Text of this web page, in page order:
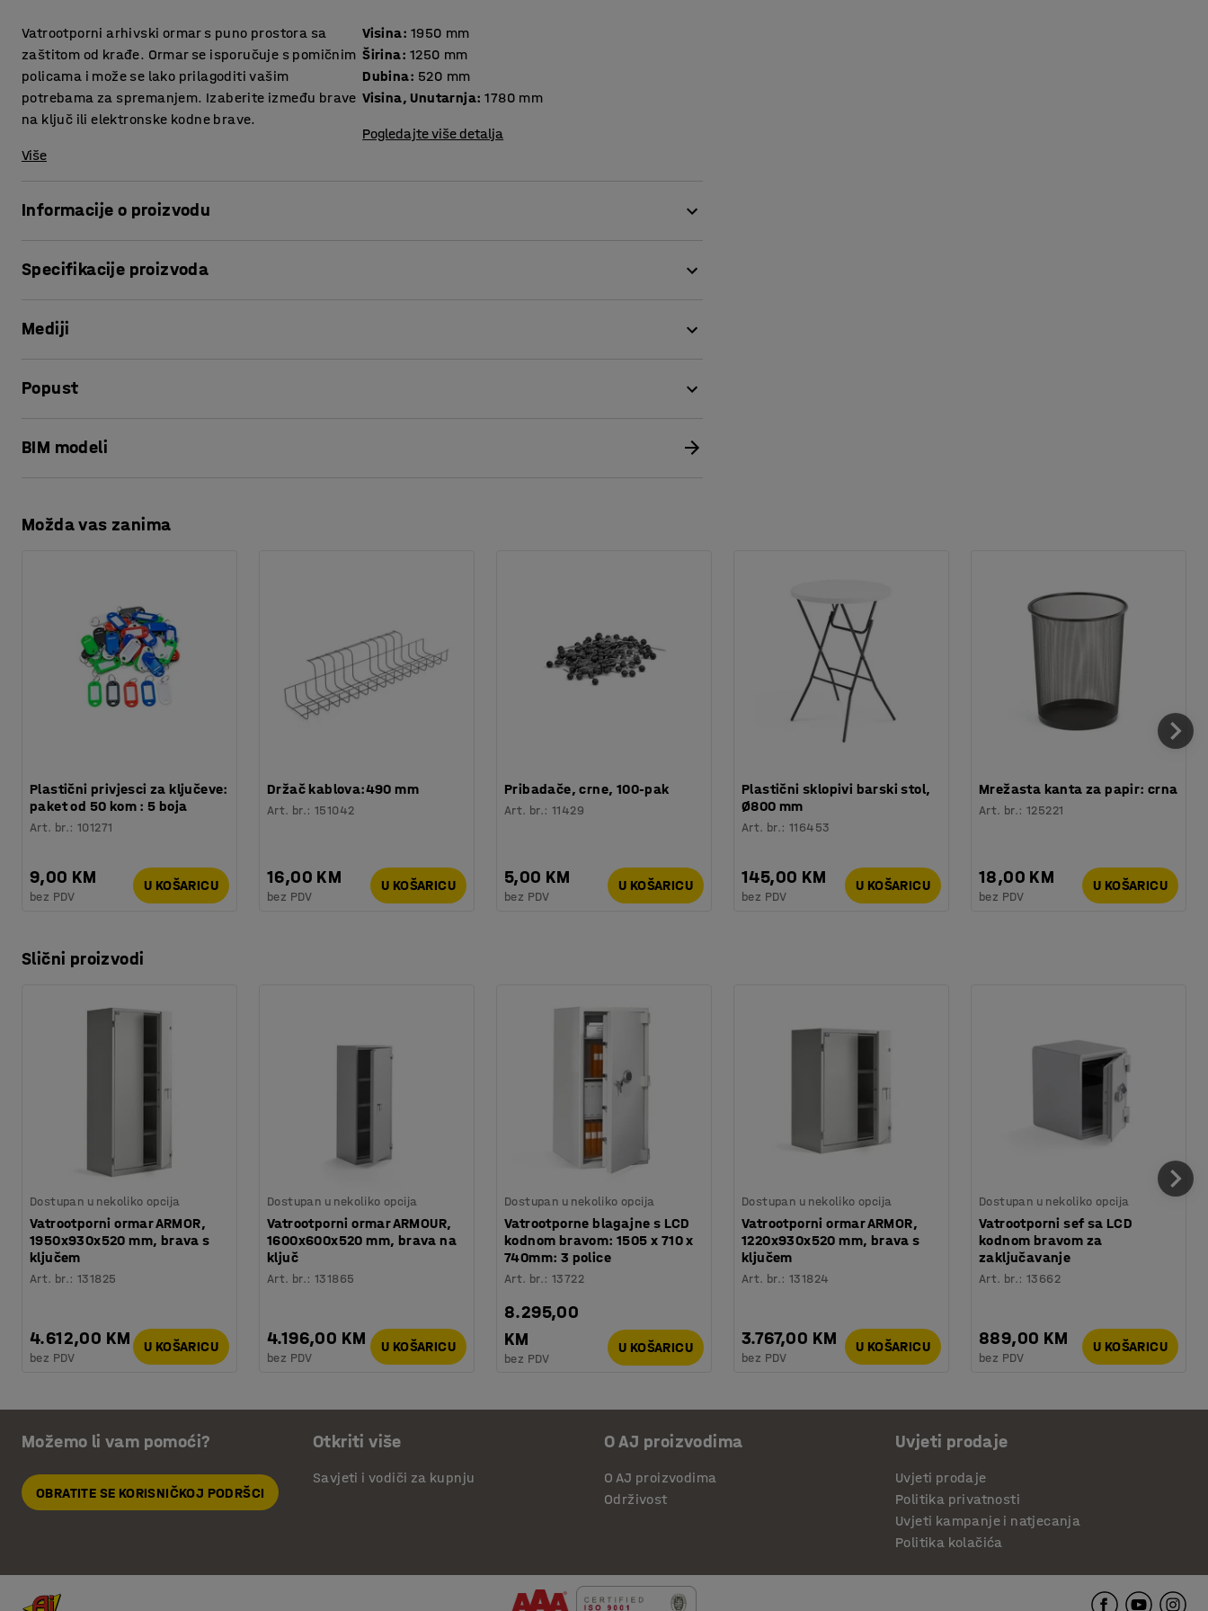
Vatrootporni arhivski ormar s puno prostora sa
zaštitom od krađe. Ormar se isporučuje s pomičnim
policama i može se lako prilagoditi vašim
potrebama za spremanjem. Izaberite između brave
na ključ ili elektronske kodne brave.
Više
Visina: 1950 mm
Širina: 1250 mm
Dubina: 520 mm
Visina, Unutarnja: 1780 mm
Pogledajte više detalja
Informacije o proizvodu
ormar s puno prostora za spremanje.
krađe. Svojim diskretnim dizajnom ormar će se dobro uklopiti u većinu uredskih prostora.
Ormar je opremljen rupama za sidrenje koje olakšavaju pričvršćivanje u pod.
Specifikacije proizvoda
Širina:
Širina, unutarnja
Način zaključavanja
Nosivost police: 40 kg
Dolazi sastavljeno
Mediji
Popust
Ispis stranice
BIM modeli
Možda vas zanima
Plastični privjesci za ključeve:
paket od 50 kom : 5 boja
Art. br.:101271
9,00 KM
bez PDV
U KOŠARICU
Držač kablova:490 mm
Art. br.:151042
16,00 KM
bez PDV
U KOŠARICU
Pribadače, crne, 100-pak
Art. br.:11429
5,00 KM
bez PDV
U KOŠARICU
Plastični sklopivi barski stol,
Ø800 mm
Art. br.:116453
145,00 KM
bez PDV
U KOŠARICU
Mrežasta kanta za papir: crna
Art. br.:125221
18,00 KM
bez PDV
U KOŠARICU
Slični proizvodi
Dostupan u nekoliko opcija
Vatrootporni ormar ARMOR,
1950x930x520 mm, brava s
ključem
Art. br.:131825
4.612,00 KM
bez PDV
U KOŠARICU
Dostupan u nekoliko opcija
Vatrootporni ormar ARMOUR,
1600x600x520 mm, brava na
ključ
Art. br.:131865
4.196,00 KM
bez PDV
U KOŠARICU
Dostupan u nekoliko opcija
Vatrootporne blagajne s LCD
kodnom bravom: 1505 x 710 x
740mm: 3 police
Art. br.:13722
8.295,00
KM
bez PDV
U KOŠARICU
Dostupan u nekoliko opcija
Vatrootporni ormar ARMOR,
1220x930x520 mm, brava s
ključem
Art. br.:131824
3.767,00 KM
bez PDV
U KOŠARICU
Dostupan u nekoliko opcija
Vatrootporni sef sa LCD
kodnom bravom za
zaključavanje
Art. br.:13662
889,00 KM
bez PDV
U KOŠARICU
Možemo li vam pomoći?
OBRATITE SE KORISNIČKOJ PODRŠCI
Otkriti više
Savjeti i vodiči za kupnju
O AJ proizvodima
O AJ proizvodima
Održivost
Uvjeti prodaje
Uvjeti prodaje
Politika privatnosti
Uvjeti kampanje i natjecanja
Politika kolačića